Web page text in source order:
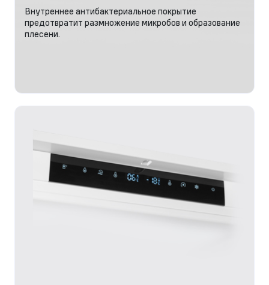
Внутреннее антибактериальное покрытие
предотвратит размножение микробов и образование
плесени.